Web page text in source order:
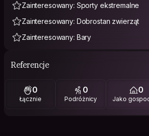
Zainteresowany: Sporty ekstremalne
Zainteresowany: Dobrostan zwierząt
Zainteresowany: Bary
Referencje
0
Łącznie
0
Podróżnicy
0
Jako